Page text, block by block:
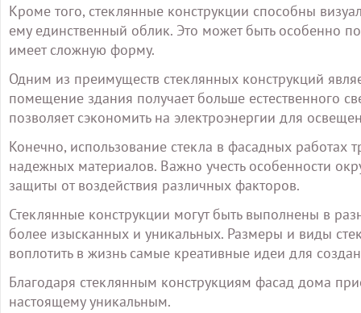
Кроме того, стеклянные конструкции способны
ему единственный облик. Это может быть особенно
имеет сложную форму.
Одним из преимуществ стеклянных конструкций
помещение здания получает больше естественного
позволяет сэкономить на электроэнергии для
Конечно, использование стекла в фасадных работах
надежных материалов. Важно учесть особенности
защиты от воздействия различных факторов.
Стеклянные конструкции могут быть выполнены в
более изысканных и уникальных. Размеры и виды
воплотить в жизнь самые креативные идеи для
Благодаря стеклянным конструкциям фасад дома
настоящему уникальным.